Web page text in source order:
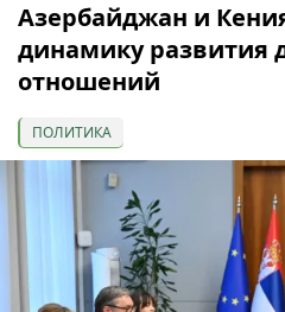
Азербайджан и
динамику развития
отношений
ПОЛИТИКА